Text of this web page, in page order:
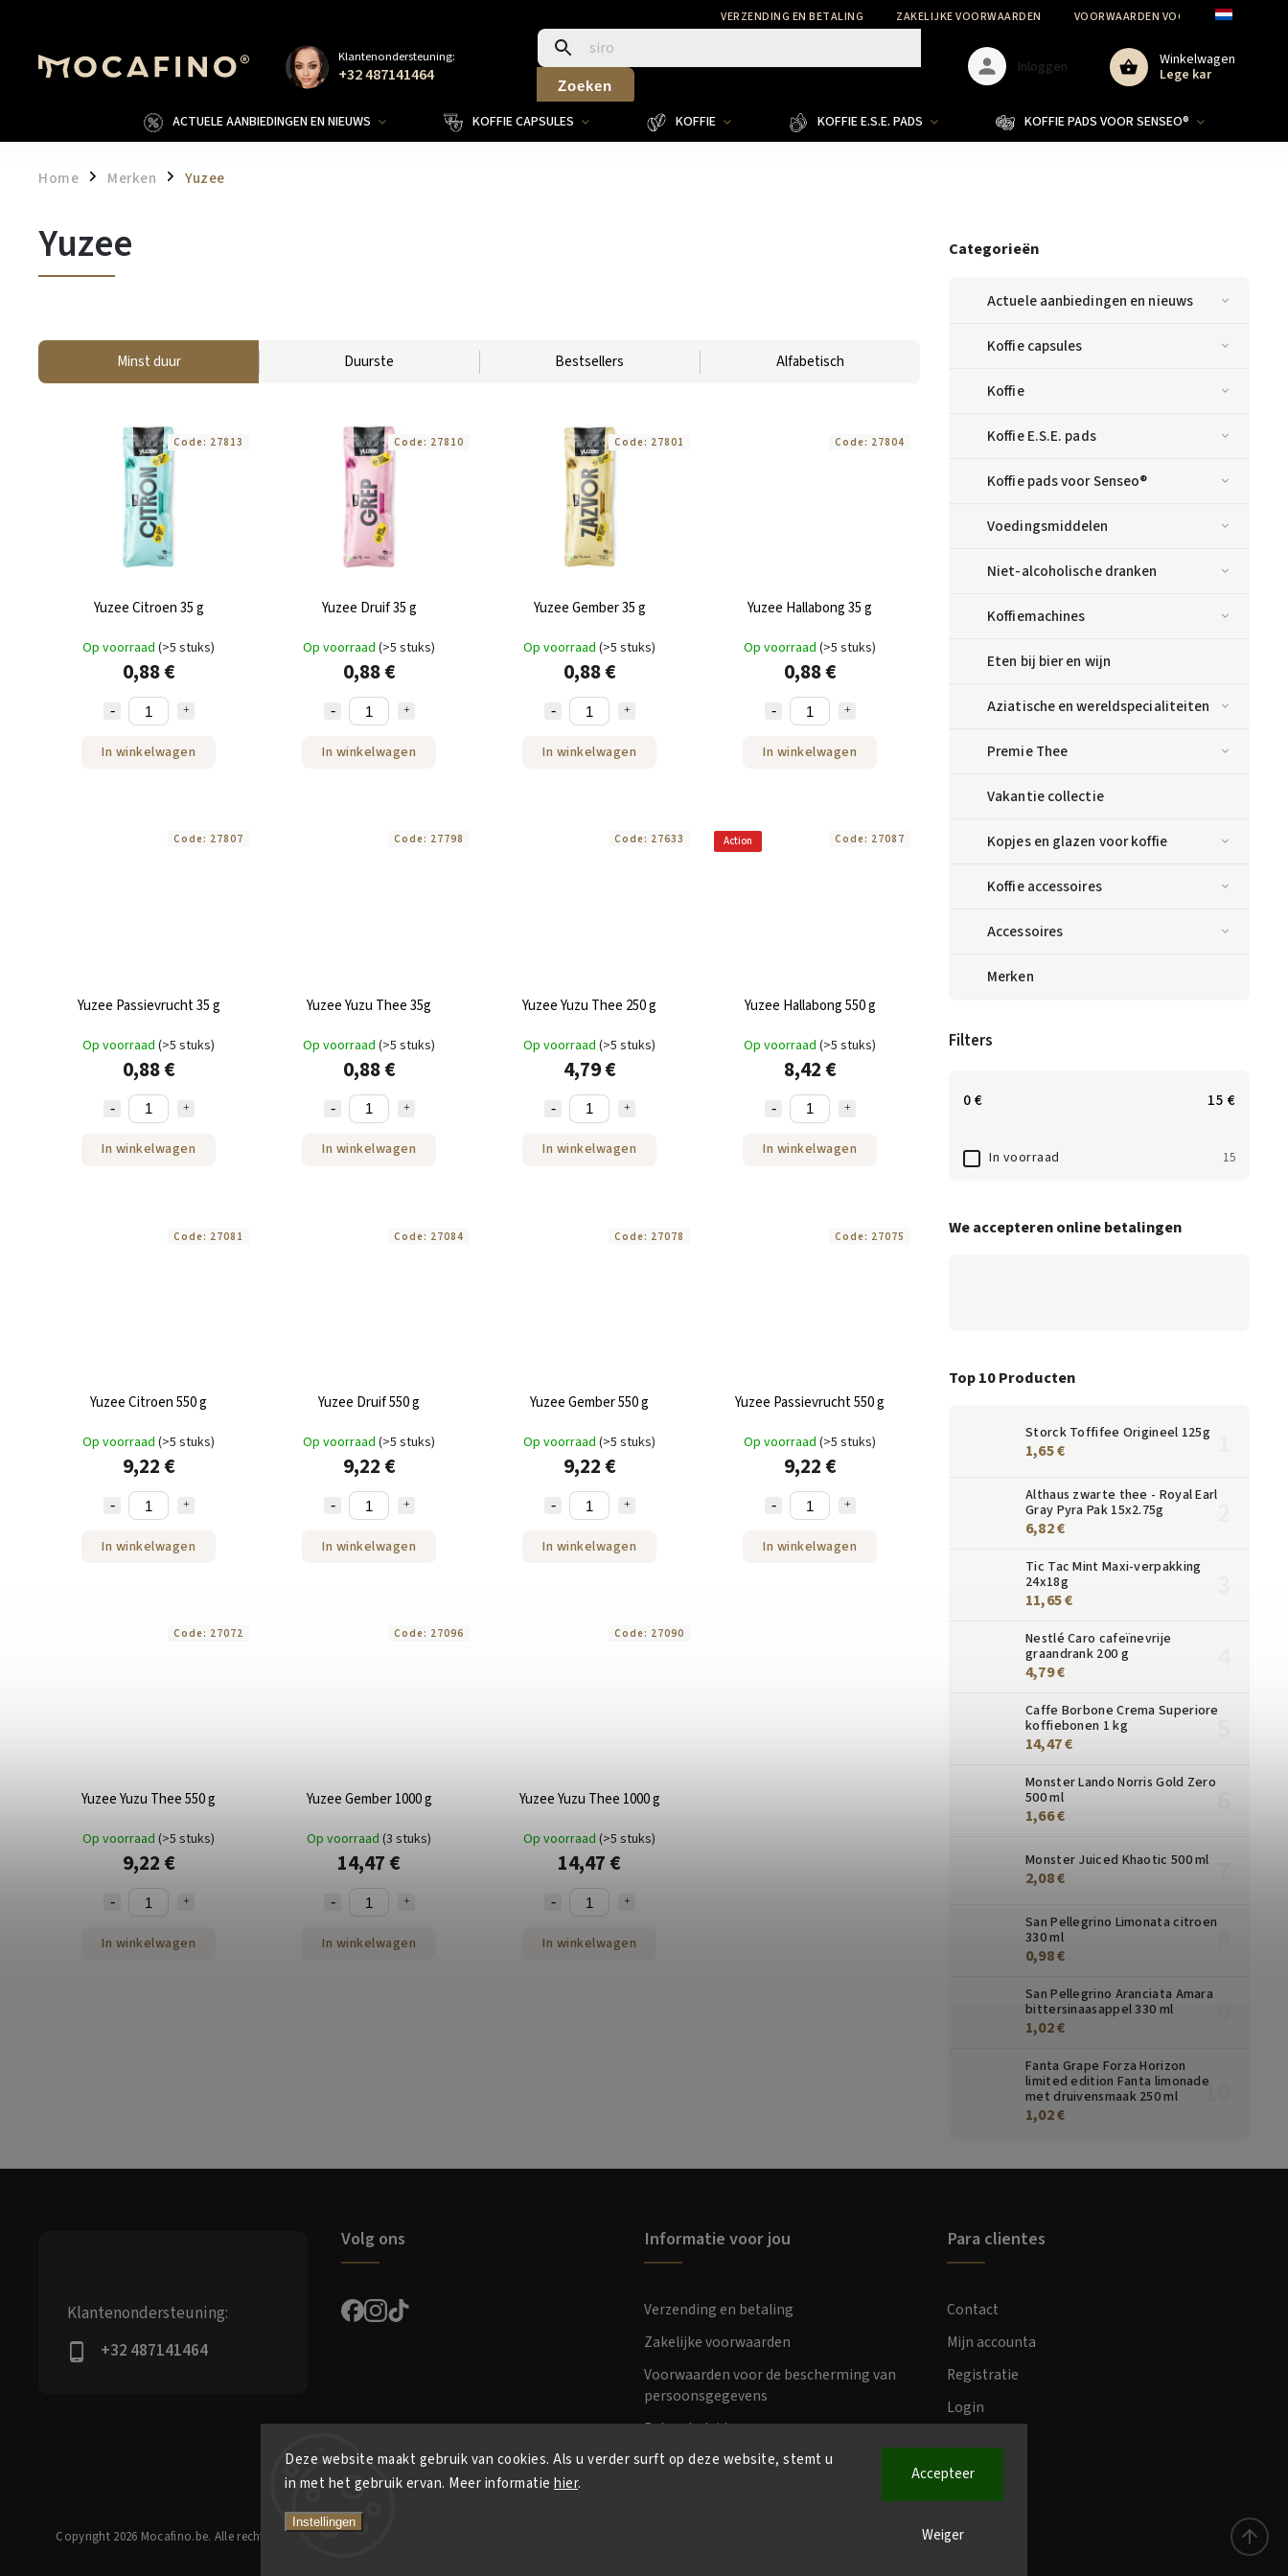
Deze website maakt gebruik van cookies. Als u verder surft op deze website, stemt u
in met het gebruik ervan. Meer informatie hier.
Instellingen
Weiger
Accepteer
VERZENDING EN BETALING ZAKELIJKE VOORWAARDEN VOORWAARDEN VOOR DE
Klantenondersteuning:
+32 487141464 Zoeken
Winkelwagen
Lege kar
Inloggen
ACTUELE AANBIEDINGEN EN NIEUWS KOFFIE CAPSULES KOFFIE KOFFIE E.S.E. PADS KOFFIE PADS VOOR SENSEO®
Home / Merken / Yuzee
Categorieën
Actuele aanbiedingen en nieuws
Koffie capsules
Koffie
Koffie E.S.E. pads
Koffie pads voor Senseo®
Voedingsmiddelen
Niet-alcoholische dranken
Koffiemachines
Eten bij bier en wijn
Aziatische en wereldspecialiteiten
Premie Thee
Vakantie collectie
Kopjes en glazen voor koffie
Koffie accessoires
Accessoires
Merken
Filters
0€ 15 €
In voorraad 15
We accepteren online betalingen
Top 10 Producten
Storck Toffifee Origineel 125g
1,65 €
Althaus zwarte thee - Royal Earl
Gray Pyra Pak 15x2.75g
6,82 €
Tic Tac Mint Maxi-verpakking
24x18g
11,65 €
Nestlé Caro cafeïnevrije
graandrank 200 g
4,79 €
Caffe Borbone Crema Superiore
koffiebonen 1 kg
14,47 €
Monster Lando Norris Gold Zero
500 ml
1,66 €
Monster Juiced Khaotic 500 ml
2,08 €
San Pellegrino Limonata citroen
330 ml
0,98 €
San Pellegrino Aranciata Amara
bittersinaasappel 330 ml
1,02 €
Fanta Grape Forza Horizon
limited edition Fanta limonade
met druivensmaak 250 ml
1,02 €
Yuzee
Minst duur Duurste Bestsellers Alfabetisch
Yuzee Citroen 35 g
Op voorraad (>5 stuks)
0,88 €
In winkelwagen
Code: 27813
Yuzee Druif 35 g
Op voorraad (>5 stuks)
0,88 €
In winkelwagen
Code: 27810
Yuzee Gember 35 g
Op voorraad (>5 stuks)
0,88 €
In winkelwagen
Code: 27801
Yuzee Hallabong 35 g
Op voorraad (>5 stuks)
0,88 €
In winkelwagen
Code: 27804
Yuzee Passievrucht 35 g
Op voorraad (>5 stuks)
0,88 €
In winkelwagen
Code: 27807
Yuzee Yuzu Thee 35g
Op voorraad (>5 stuks)
0,88 €
In winkelwagen
Code: 27798
Yuzee Yuzu Thee 250 g
Op voorraad (>5 stuks)
4,79 €
In winkelwagen
Code: 27633 Action
Yuzee Hallabong 550 g
Op voorraad (>5 stuks)
8,42 €
In winkelwagen
Code: 27087
Yuzee Citroen 550 g
Op voorraad (>5 stuks)
9,22 €
In winkelwagen
Code: 27081
Yuzee Druif 550 g
Op voorraad (>5 stuks)
9,22 €
In winkelwagen
Code: 27084
Yuzee Gember 550 g
Op voorraad (>5 stuks)
9,22 €
In winkelwagen
Code: 27078
Yuzee Passievrucht 550 g
Op voorraad (>5 stuks)
9,22 €
In winkelwagen
Code: 27075
Yuzee Yuzu Thee 550 g
Op voorraad (>5 stuks)
9,22 €
In winkelwagen
Code: 27072
Yuzee Gember 1000 g
Op voorraad (3 stuks)
14,47 €
In winkelwagen
Code: 27096
Yuzee Yuzu Thee 1000 g
Op voorraad (>5 stuks)
14,47 €
In winkelwagen
Code: 27090
Klantenondersteuning:
+32 487141464
Volg ons Informatie voor jou
Verzending en betaling
Zakelijke voorwaarden
Voorwaarden voor de bescherming van
persoonsgegevens
Retourbeleid
Para clientes
Contact
Mijn accounta
Registratie
Login
Copyright 2026 Mocafino.be. Alle rechten voorbehouden.